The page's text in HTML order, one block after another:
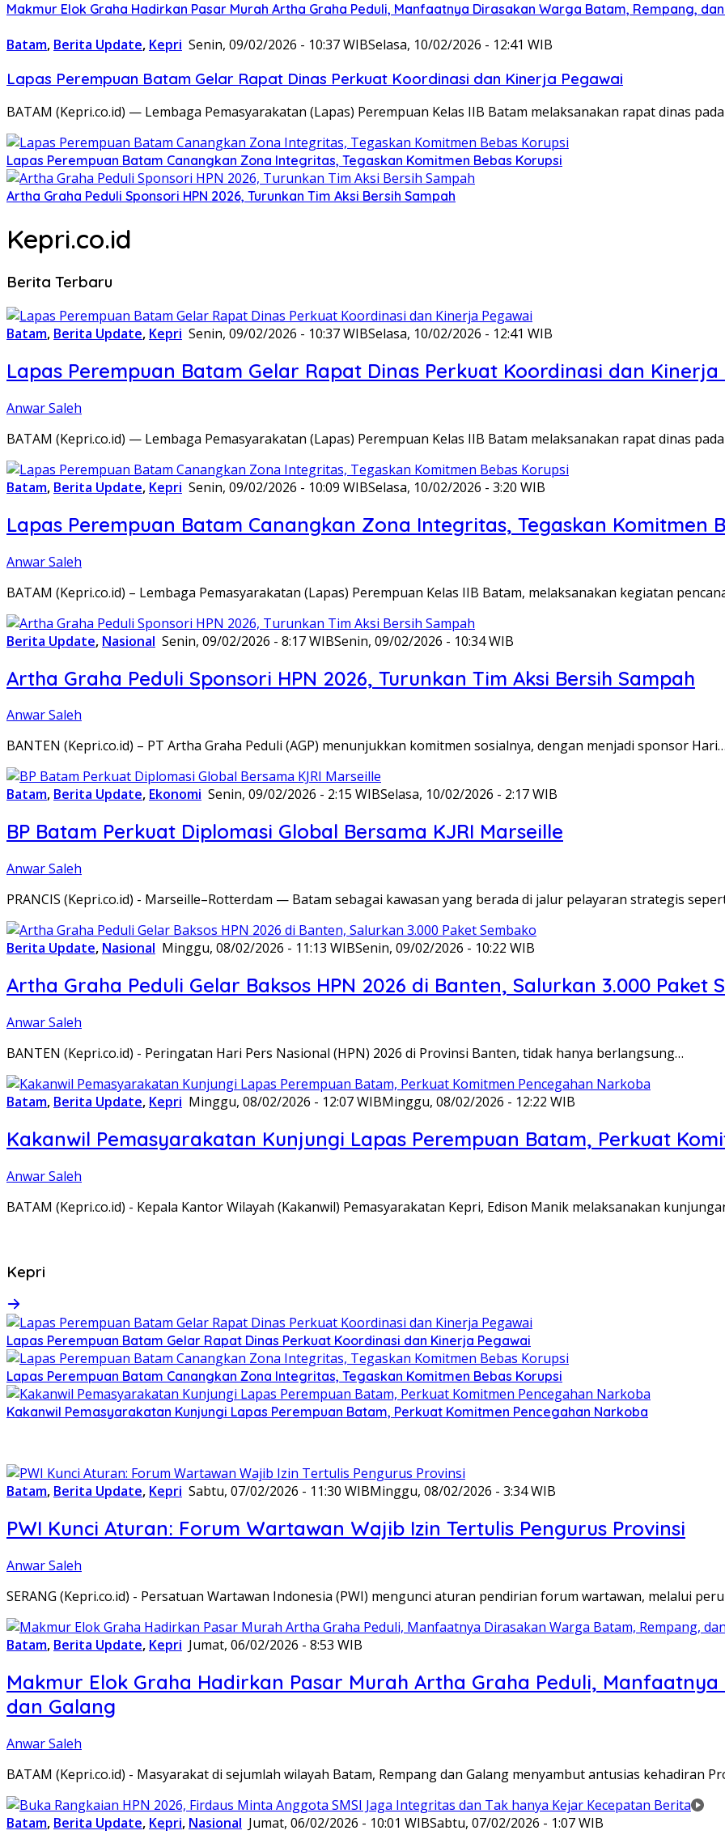
Makmur Elok Graha Hadirkan Pasar Murah Artha Graha Peduli, Manfaatnya Dirasakan Warga Batam, Rempang,
Batam, Berita Update, Kepri Senin, 09/02/2026 - 10:37 WIBSelasa, 10/02/2026 - 12:41 WIB
Lapas Perempuan Batam Gelar Rapat Dinas Perkuat Koordinasi dan Kinerja Pegawai
BATAM (Kepri.co.id) — Lembaga Pemasyarakatan (Lapas) Perempuan Kelas IIB Batam melaksanakan rapat dinas
Lapas Perempuan Batam Canangkan Zona Integritas, Tegaskan Komitmen Bebas Korupsi
Artha Graha Peduli Sponsori HPN 2026, Turunkan Tim Aksi Bersih Sampah
Kepri.co.id
Berita Terbaru
Batam, Berita Update, Kepri Senin, 09/02/2026 - 10:37 WIBSelasa, 10/02/2026 - 12:41 WIB
Lapas Perempuan Batam Gelar Rapat Dinas Perkuat Koordinasi dan Kinerja
Anwar Saleh
BATAM (Kepri.co.id) — Lembaga Pemasyarakatan (Lapas) Perempuan Kelas IIB Batam melaksanakan rapat dinas
Batam, Berita Update, Kepri Senin, 09/02/2026 - 10:09 WIBSelasa, 10/02/2026 - 3:20 WIB
Lapas Perempuan Batam Canangkan Zona Integritas, Tegaskan Komitmen
Anwar Saleh
BATAM (Kepri.co.id) – Lembaga Pemasyarakatan (Lapas) Perempuan Kelas IIB Batam, melaksanakan kegiatan
Berita Update, Nasional Senin, 09/02/2026 - 8:17 WIBSenin, 09/02/2026 - 10:34 WIB
Artha Graha Peduli Sponsori HPN 2026, Turunkan Tim Aksi Bersih Sampah
Anwar Saleh
BANTEN (Kepri.co.id) – PT Artha Graha Peduli (AGP) menunjukkan komitmen sosialnya, dengan menjadi sponsor Hari…
Batam, Berita Update, Ekonomi Senin, 09/02/2026 - 2:15 WIBSelasa, 10/02/2026 - 2:17 WIB
BP Batam Perkuat Diplomasi Global Bersama KJRI Marseille
Anwar Saleh
PRANCIS (Kepri.co.id) - Marseille–Rotterdam — Batam sebagai kawasan yang berada di jalur pelayaran strategis
Berita Update, Nasional Minggu, 08/02/2026 - 11:13 WIBSenin, 09/02/2026 - 10:22 WIB
Artha Graha Peduli Gelar Baksos HPN 2026 di Banten, Salurkan 3.000 Paket
Anwar Saleh
BANTEN (Kepri.co.id) - Peringatan Hari Pers Nasional (HPN) 2026 di Provinsi Banten, tidak hanya berlangsung…
Batam, Berita Update, Kepri Minggu, 08/02/2026 - 12:07 WIBMinggu, 08/02/2026 - 12:22 WIB
Kakanwil Pemasyarakatan Kunjungi Lapas Perempuan Batam, Perkuat
Anwar Saleh
BATAM (Kepri.co.id) - Kepala Kantor Wilayah (Kakanwil) Pemasyarakatan Kepri, Edison Manik melaksanakan
Kepri
Lapas Perempuan Batam Gelar Rapat Dinas Perkuat Koordinasi dan Kinerja Pegawai
Lapas Perempuan Batam Canangkan Zona Integritas, Tegaskan Komitmen Bebas Korupsi
Kakanwil Pemasyarakatan Kunjungi Lapas Perempuan Batam, Perkuat Komitmen Pencegahan Narkoba
Batam, Berita Update, Kepri Sabtu, 07/02/2026 - 11:30 WIBMinggu, 08/02/2026 - 3:34 WIB
PWI Kunci Aturan: Forum Wartawan Wajib Izin Tertulis Pengurus Provinsi
Anwar Saleh
SERANG (Kepri.co.id) - Persatuan Wartawan Indonesia (PWI) mengunci aturan pendirian forum wartawan, melalui
Batam, Berita Update, Kepri Jumat, 06/02/2026 - 8:53 WIB
Makmur Elok Graha Hadirkan Pasar Murah Artha Graha Peduli,
dan Galang
Anwar Saleh
BATAM (Kepri.co.id) - Masyarakat di sejumlah wilayah Batam, Rempang dan Galang menyambut antusias kehadiran
Batam, Berita Update, Kepri, Nasional Jumat, 06/02/2026 - 10:01 WIBSabtu, 07/02/2026 - 1:07 WIB